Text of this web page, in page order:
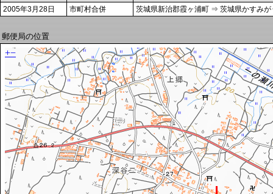
2005年3月28日 市町村合併 茨城県新治郡霞ヶ浦町 ⇒ 茨城県かすみが
郵便局の位置